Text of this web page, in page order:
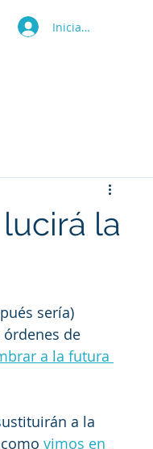
Iniciar sesión
la
sería)
de
a la futura
a la
vimos en